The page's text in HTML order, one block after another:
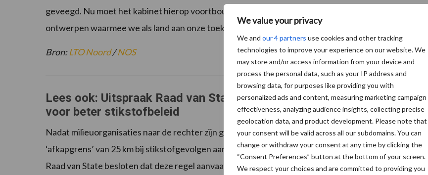
We value your privacy
We and our 4 partners use cookies and other tracking
technologies to improve your experience on our website. We
may store and/or access information from your device and
process the personal data, such as your IP address and
browsing data, for purposes like providing you with
personalized ads and content, measuring marketing campaign
effectiveness, analyzing audience insights, collecting precise
geolocation data, and product development. Please note that
your consent will be valid across all our subdomains. You can
change or withdraw your consent at any time by clicking the
“Consent Preferences” button at the bottom of your screen.
We respect your choices and are committed to providing you
geveegd. Nu moet het kabinet hierop voortbouwen en zo snel mogelijk een nieuw stikstofbeleid
ontwerpen waarmee we als land aan onze toekomst kunnen werken.’
Bron:LTO Noord/NOS
Lees ook: Uitspraak Raad van State biedt kansen
voor beter stikstofbeleid
Nadat milieuorganisaties naar de rechter zijn gestapt om de
‘afkapgrens’ van 25 km bij stikstofgevolgen aan te vechten, heeft de
Raad van State besloten dat deze regel aanvaardbaar is.
Lees meer